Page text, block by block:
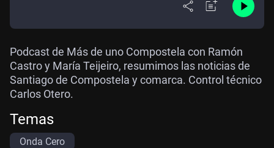
Podcast de Más de uno Compostela con Ramón
Castro y María Teijeiro, resumimos las noticias de
Santiago de Compostela y comarca. Control técnico
Carlos Otero.
Temas
Onda Cero